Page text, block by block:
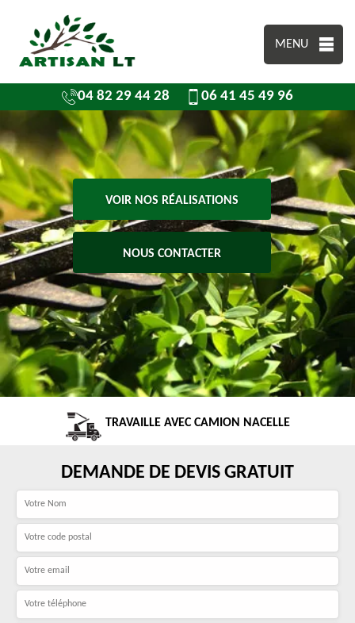
MENU
04 82 29 44 28 06 41 45 49 96
VOIR NOS RÉALISATIONS
NOUS CONTACTER
TRAVAILLE AVEC CAMION NACELLE
DEMANDE DE DEVIS GRATUIT